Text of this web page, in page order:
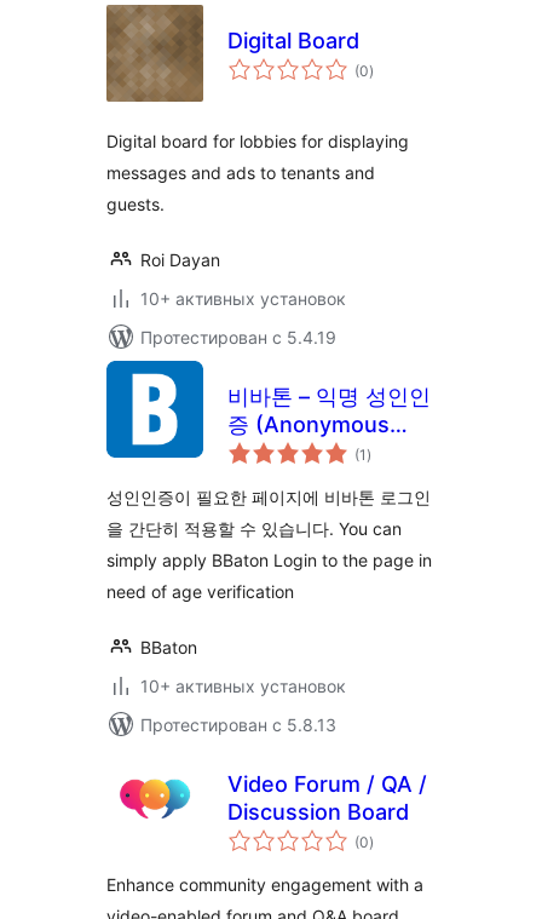
Digital Board
(0общий
рейтинг
)
Digital board for lobbies for displaying
messages and ads to tenants and
guests.
Roi Dayan
10+ активных установок
Протестирован с 5.4.19
비바톤 – 익명 성인인
증 (Anonymous
Age Verification
(1 общий
рейтинг
)
성인인증이 필요한 페이지에 비바톤 로그인
을 간단히 적용할 수 있습니다. You can
simply apply BBaton Login to the page in
need of age verification
BBaton
10+ активных установок
Протестирован с 5.8.13
Video Forum / QA /
Discussion Board
(0общий
рейтинг
)
Enhance community engagement with a